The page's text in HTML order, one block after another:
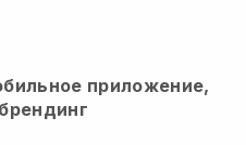
приложение,